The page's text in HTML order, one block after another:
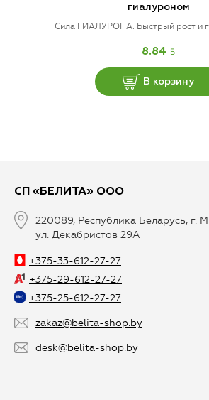
гиалуроном
Сила ГИАЛУРОНА. Быстрый рост и
8.84 BYN
В корзину
СП «БЕЛИТА» ООО
220089, Республика Беларусь, г.
ул. Декабристов 29А
+375-33-612-27-27
+375-29-612-27-27
+375-25-612-27-27
zakaz@belita-shop.by
desk@belita-shop.by